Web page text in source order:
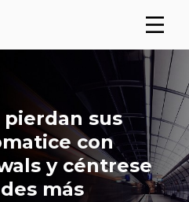
sus
con
y céntrese
más